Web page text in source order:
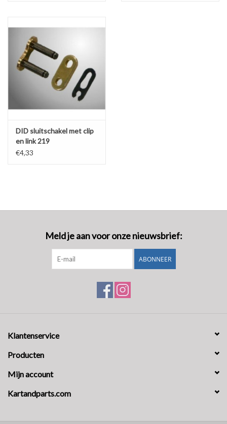
DID sluitschakel met clip
en link 219
€4,33
Meld je aan voor onze nieuwsbrief:
ABONNEER
Klantenservice
Producten
Mijn account
Kartandparts.com